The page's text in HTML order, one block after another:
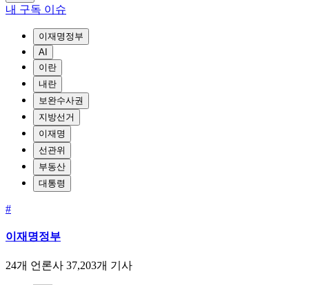
내 구독 이슈
이재명정부
AI
이란
내란
보완수사권
지방선거
이재명
선관위
부동산
대통령
#
이재명정부
24개 언론사 37,203개 기사